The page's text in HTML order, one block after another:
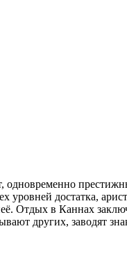
одновременно
достатка,
Отдых в Каннах
других, заводят